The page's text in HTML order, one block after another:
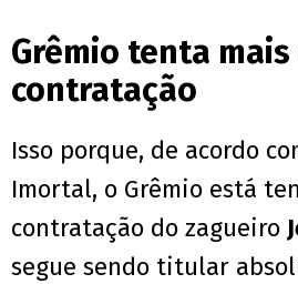
Grêmio tenta mais
contratação
Isso porque, de acordo
Imortal, o Grêmio está
contratação do zagueiro
segue sendo titular